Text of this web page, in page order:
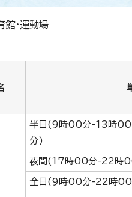
館・運動場
半日(9時00分-13時
分)
夜間(17時00分-22時
全日(9時00分-22時